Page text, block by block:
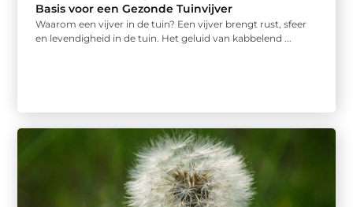
Basis voor een Gezonde Tuinvijver
Waarom een vijver in de tuin? Een vijver brengt rust, sfeer
en levendigheid in de tuin. Het geluid van kabbelend ...